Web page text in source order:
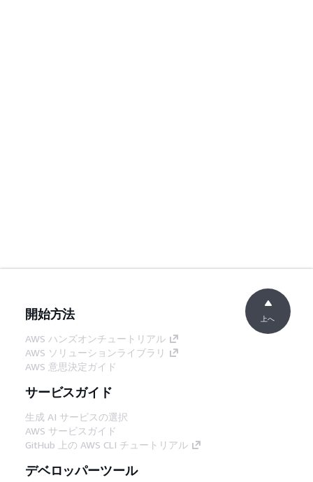
開始方法
AWS ハンズオンチュートリアル
AWS ソリューションライブラリ
AWS 意思決定ガイド
サービスガイド
生成 AI サービスの選択
AWS サービスガイド
GitHub 上の AWS CLI チュートリアル
デベロッパーツール
上へ